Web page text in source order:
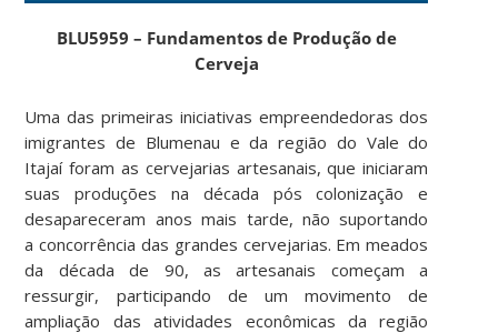
BLU5959 – Fundamentos de Produção de
Cerveja
Uma das primeiras iniciativas empreendedoras dos
imigrantes de Blumenau e da região do Vale do
Itajaí foram as cervejarias artesanais, que iniciaram
suas produções na década pós colonização e
desapareceram anos mais tarde, não suportando
a concorrência das grandes cervejarias. Em meados
da década de 90, as artesanais começam a
ressurgir, participando de um movimento de
ampliação das atividades econômicas da região